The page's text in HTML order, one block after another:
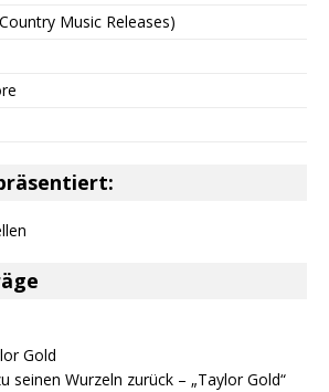
Music Releases)
seinen Wurzeln zurück – „Taylor Gold“